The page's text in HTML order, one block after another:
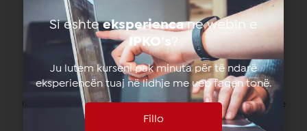
080070070 besplatno od svih operatera na Kosovu
*770# za pozive u romingu
Briga O Poslovnim Korisnicima
049/700 900 besplatno za pozive unutar IPKO mreže
080070000 besplatno od svih operatera na Kosovu
Si eshteeksperiencane webin e
IPKO’s?
Ju lutem kurseni pak minuta për të ndarë
eksperiencën tuaj në lidhje me ueb faqen tonë.
Fillo